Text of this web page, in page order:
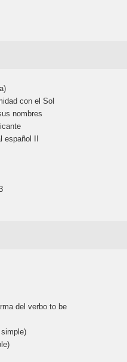
con el Sol
nombres
II
del verbo to be